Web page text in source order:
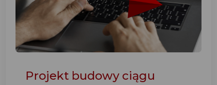
Projekt budowy ciągu